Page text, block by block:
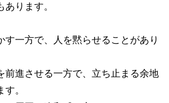
あります。
す一方で、人を黙らせることがあり
前進させる一方で、立ち止まる余地
。